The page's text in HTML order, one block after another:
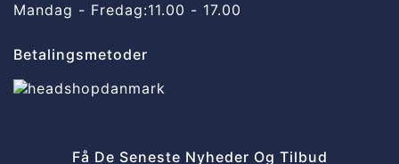
Mandag - Fredag:11.00 - 17.00
Betalingsmetoder
Få De Seneste Nyheder Og Tilbud